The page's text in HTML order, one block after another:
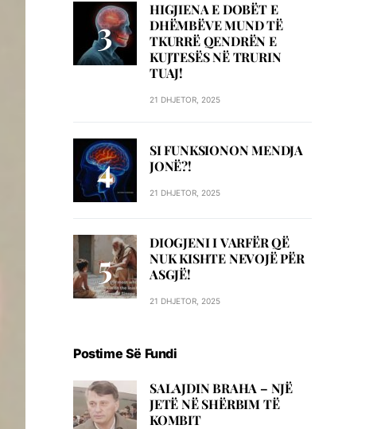
HIGJIENA E DOBËT E
DHËMBËVE MUND TË
TKURRË QENDRËN E
KUJTESËS NË TRURIN
TUAJ!
21 DHJETOR, 2025
SI FUNKSIONON MENDJA
JONË?!
21 DHJETOR, 2025
DIOGJENI I VARFËR QË
NUK KISHTE NEVOJË PËR
ASGJË!
21 DHJETOR, 2025
Postime Së Fundi
SALAJDIN BRAHA – NJЁ
JETЁ NЁ SHЁRBIM TЁ
KOMBIT